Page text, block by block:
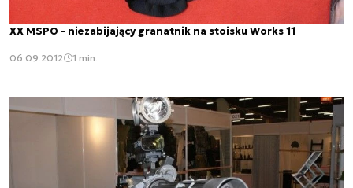
XX MSPO - niezabijający granatnik na stoisku Works 11
06.09.2012 1 min.